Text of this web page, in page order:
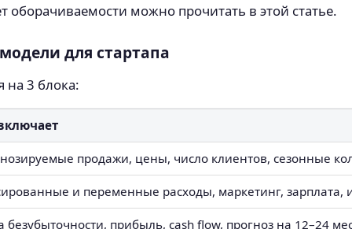
оборачиваемости можно прочитать в этой статье.
для стартапа
на 3 блока:
продажи, цены, число клиентов, сезонные
и переменные расходы, маркетинг, зарплата,
безубыточности, прибыль, cash flow, прогноз на 12–24